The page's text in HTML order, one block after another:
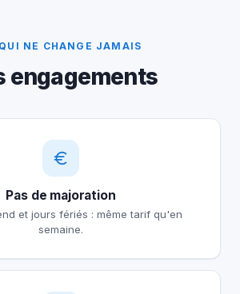
NE CHANGE JAMAIS
engagements
Pas de majoration
et jours fériés : même tarif qu'en
semaine.